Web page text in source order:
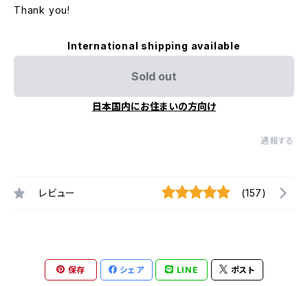
Thank you!
International shipping available
Sold out
日本国内にお住まいの方向け
通報する
レビュー (157)
保存 シェア LINE ポスト